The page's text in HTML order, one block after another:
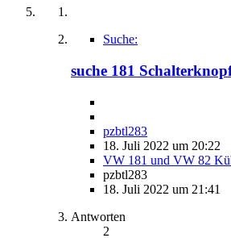
Suche:
suche 181
pzbtl283
18. Juli 2022 um 20:22
VW 181 und VW 82
pzbtl283
18. Juli 2022 um 21:41
Antworten
2